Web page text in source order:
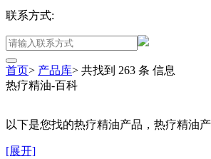
联系方式:
首页> 产品库> 共找到 263 条 信息
热疗精油-百科
以下是您找的热疗精油产品，热疗精油
[展开]